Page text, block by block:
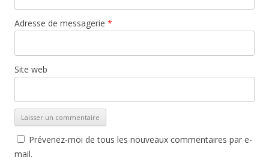
Adresse de messagerie *
Site web
Prévenez-moi de tous les nouveaux commentaires par e-
mail.